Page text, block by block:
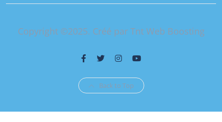
Copyright ©2025. Créé par Tnt Web Boosting
Back to Top